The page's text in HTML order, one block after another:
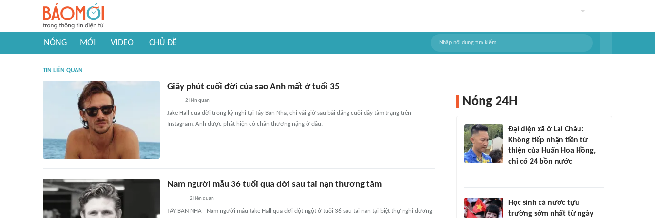
NÓNG MỚI VIDEO CHỦ ĐỀ
TIN LIÊN QUAN
Giây phút cuối đời của sao Anh mất ở tuổi 35
2 liên quan
Jake Hall qua đời trong kỳ nghỉ tại Tây Ban Nha, chỉ vài giờ sau bài đăng cuối đầy tâm trạng trên
Instagram. Anh được phát hiện có chấn thương nặng ở đầu.
Nam người mẫu 36 tuổi qua đời sau tai nạn thương tâm
2 liên quan
TÂY BAN NHA - Nam người mẫu Jake Hall qua đời đột ngột ở tuổi 36 sau tai nạn tại biệt thự nghỉ dưỡng
Nóng 24H
Đại diện xã ở Lai Châu:
Không tiếp nhận tiền từ
thiện của Huấn Hoa Hồng,
chỉ có 24 bồn nước
Học sinh cả nước tựu
trường sớm nhất từ ngày